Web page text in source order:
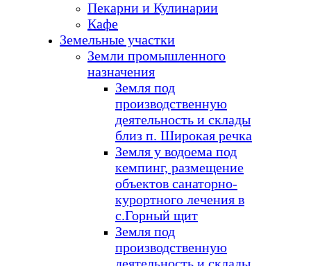
Пекарни и Кулинарии
Кафе
Земельные участки
Земли промышленного
назначения
Земля под
производственную
деятельность и склады
близ п. Широкая речка
Земля у водоема под
кемпинг, размещение
объектов санаторно-
курортного лечения в
с.Горный щит
Земля под
производственную